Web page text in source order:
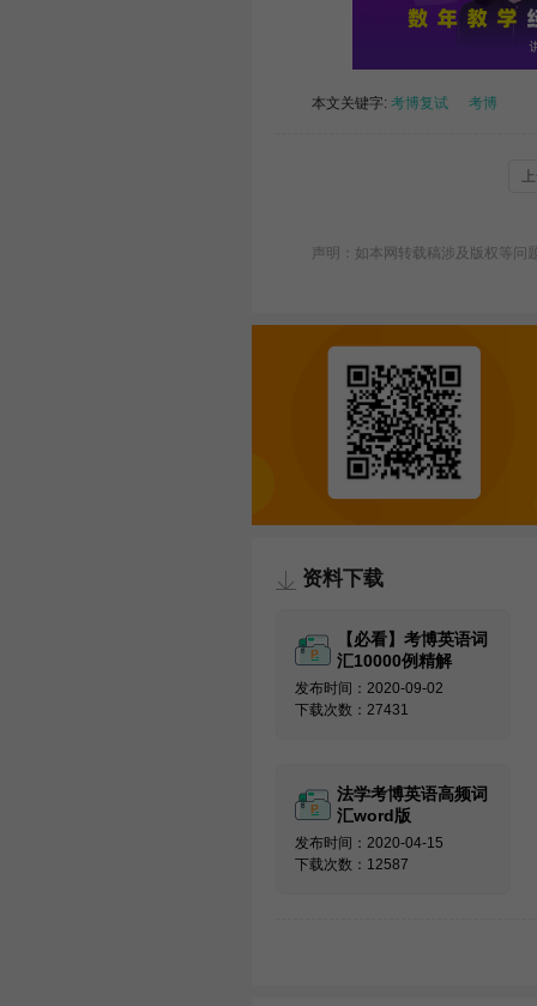
本文关键字: 考博复试 考博
声明：如本网转载稿涉及版权等
资料下载
【必看】考博英语词
汇10000例精解
发布时间：2020-09-02
下载次数：27431
法学考博英语高频词
汇word版
发布时间：2020-04-15
下载次数：12587